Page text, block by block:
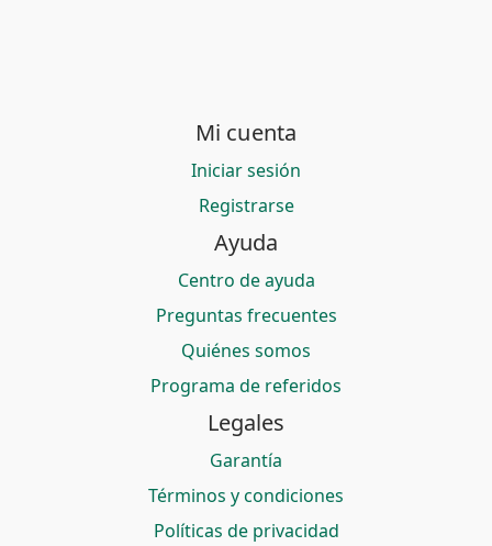
Mi cuenta
Iniciar sesión
Registrarse
Ayuda
Centro de ayuda
Preguntas frecuentes
Quiénes somos
Programa de referidos
Legales
Garantía
Términos y condiciones
Políticas de privacidad